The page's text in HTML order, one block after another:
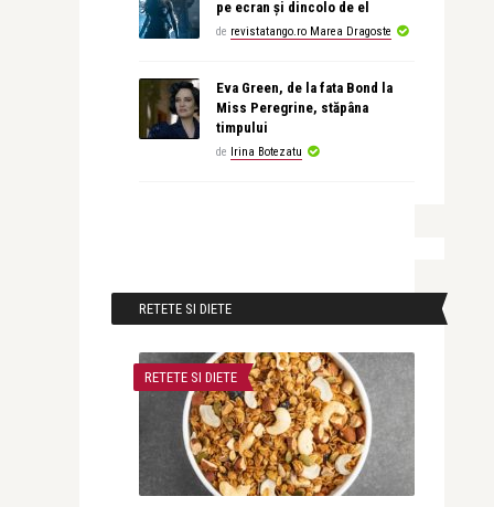
pe ecran și dincolo de el
de revistatango.ro Marea Dragoste
Eva Green, de la fata Bond la
Miss Peregrine, stăpâna
timpului
de Irina Botezatu
RETETE SI DIETE
RETETE SI DIETE